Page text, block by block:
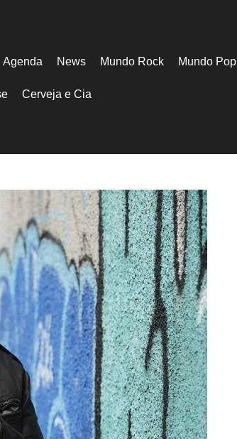
Agenda News Mundo Rock Mundo Pop
Cerveja e Cia